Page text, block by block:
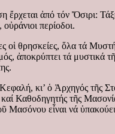
ἔρχεται ἀπό τόν Ὄσιρι:
περίοδοι.
οἱ θρησκείες, ὅλα τά
ἀποκρύπτει τά μυστικά
κι’ ὁ Ἀρχηγός τῆς
Καθοδηγητής τῆς
Μασόνου εἶναι νά